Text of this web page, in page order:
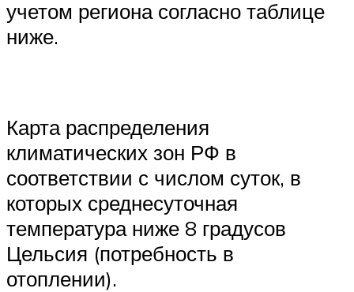
учетом региона согласно таблице
ниже.
Карта распределения
климатических зон РФ в
соответствии с числом суток, в
которых среднесуточная
температура ниже 8 градусов
Цельсия (потребность в
отоплении).